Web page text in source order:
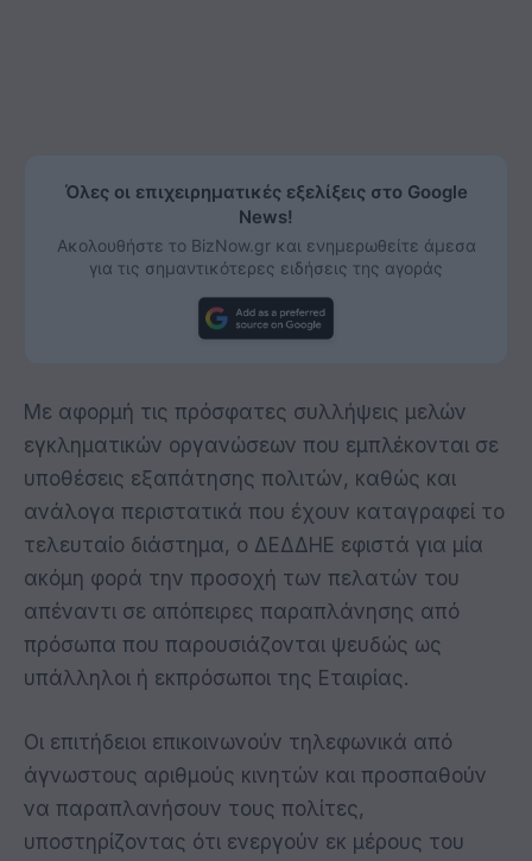
Όλες οι επιχειρηματικές εξελίξεις στο Google
News!
Ακολουθήστε το BizNow.gr και ενημερωθείτε άμεσα
για τις σημαντικότερες ειδήσεις της αγοράς
Με αφορμή τις πρόσφατες συλλήψεις μελών
εγκληματικών οργανώσεων που εμπλέκονται σε
υποθέσεις εξαπάτησης πολιτών, καθώς και
ανάλογα περιστατικά που έχουν καταγραφεί το
τελευταίο διάστημα, ο ΔΕΔΔΗΕ εφιστά για μία
ακόμη φορά την προσοχή των πελατών του
απέναντι σε απόπειρες παραπλάνησης από
πρόσωπα που παρουσιάζονται ψευδώς ως
υπάλληλοι ή εκπρόσωποι της Εταιρίας.
Οι επιτήδειοι επικοινωνούν τηλεφωνικά από
άγνωστους αριθμούς κινητών και προσπαθούν
να παραπλανήσουν τους πολίτες,
υποστηρίζοντας ότι ενεργούν εκ μέρους του